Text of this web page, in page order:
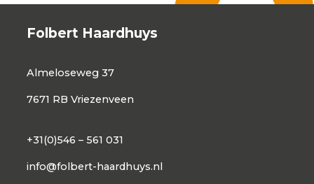
Folbert Haardhuys
Almeloseweg 37
7671 RB Vriezenveen
+31(0)546 – 561 031
info@folbert-haardhuys.nl